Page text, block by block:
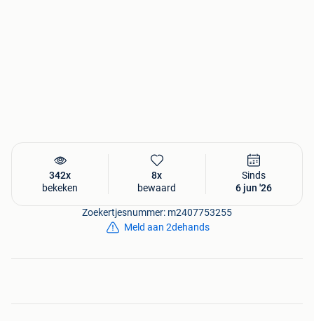
342x
bekeken
8x
bewaard
Sinds
6 jun '26
Zoekertjesnummer: m2407753255
Meld aan 2dehands